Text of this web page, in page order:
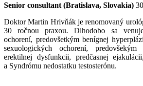
Senior consultant (Bratislava, Slovakia)
Doktor Martin Hrivňák je renomovaný
30 ročnou praxou. Dlhodobo sa
ochorení, predovšetkým benígnej
sexuologických ochorení, predovšekým
erektilnej dysfunkcii, predčasnej
a Syndrómu nedostatku testosterónu.